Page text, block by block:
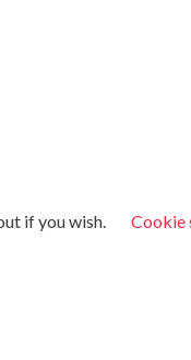
if you wish. Cookie